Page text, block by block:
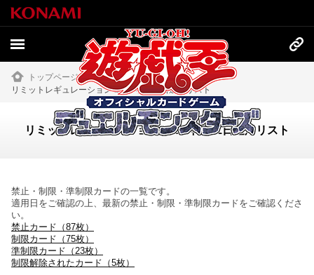
トップページ » イベント・大会
»
リミットレギュレーション 2023年1月1日適用リスト
リミットレギュレーション 2023年1月1日適用リスト
禁止・制限・準制限カードの一覧です。
適用日をご確認の上、最新の禁止・制限・準制限カードをご確認くださ
い。
禁止カード（87枚）
制限カード（75枚）
準制限カード（23枚）
制限解除されたカード（5枚）